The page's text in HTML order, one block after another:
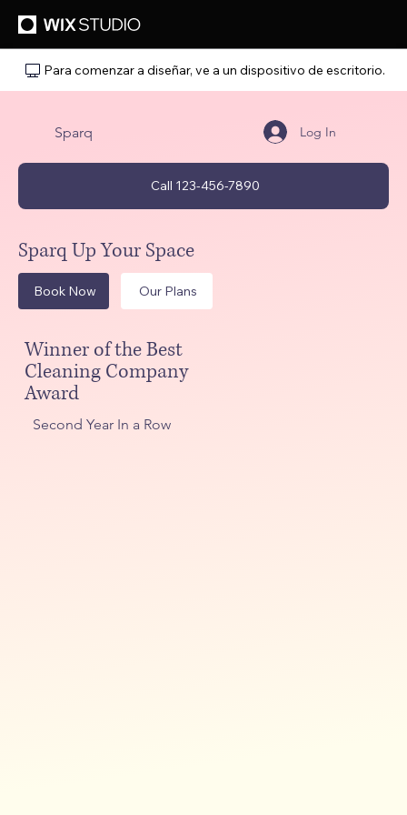
Para comenzar a diseñar, ve a un dispositivo de escritorio.